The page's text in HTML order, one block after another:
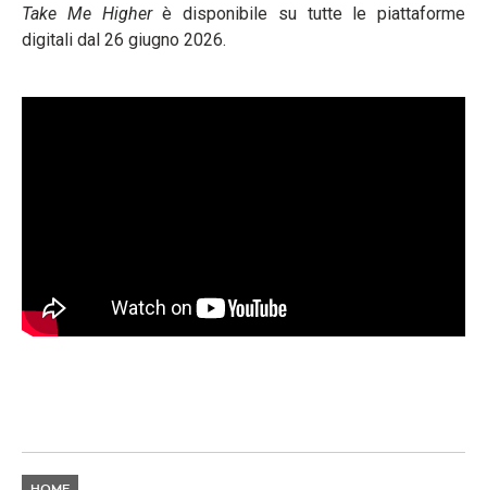
Take Me Higherè disponibile su tutte le piattaforme
digitali dal 26 giugno 2026.